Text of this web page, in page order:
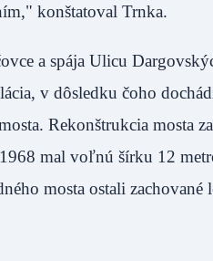
konštatoval Trnka.
a spája Ulicu
v dôsledku čoho
Rekonštrukcia mosta
mal voľnú šírku 12
mosta ostali zachované